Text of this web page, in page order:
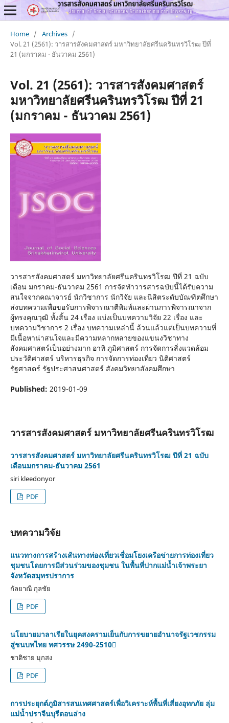
Home / Archives /
Vol. 21 (2561): วารสารสังคมศาสตร์ มหาวิทยาลัยศรีนครินทรวิโรฒ ปีที่
21 (มกราคม - ธันวาคม 2561)
Vol. 21 (2561): วารสารสังคมศาสตร์
มหาวิทยาลัยศรีนครินทรวิโรฒ ปีที่ 21
(มกราคม - ธันวาคม 2561)
วารสารสังคมศาสตร์ มหาวิทยาลัยศรีนครินทรวิโรฒ ปีที่ 21 ฉบับ
เดือน มกราคม-ธันวาคม 2561 การจัดทําวารสารฉบับนี้ได้รับความ
สนใจจากคณาจารย์ นักวิชาการ นักวิจัย และนิสิตระดับบัณฑิตศึกษา
ส่งบทความเพื่อขอรับการพิจารณาตีพิมพ์และผ่านการพิจารณาจาก
ผู้ทรงคุณวุฒิ ทั้งสิ้น 24 เรื่อง แบ่งเป็นบทความวิจัย 22 เรื่อง และ
บทความวิชาการ 2 เรื่อง บทความเหล่านี้ ล้วนแล้วแต่เป็นบทความที่
มีเนื้อหาน่าสนใจและมีความหลากหลายของแขนงวิชาทาง
สังคมศาสตร์เป็นอย่างมาก อาทิ ภูมิศาสตร์ การจัดการสิ่งแวดล้อม
ประวัติศาสตร์ บริหารธุรกิจ การจัดการท่องเที่ยว นิติศาสตร์
รัฐศาสตร์ รัฐประศาสนศาสตร์ สังคมวิทยาสังคมศึกษา
Published: 2019-01-09
วารสารสังคมศาสตร์ มหาวิทยาลัยศรีนครินทรวิโรฒ
วารสารสังคมศาสตร์ มหาวิทยาลัยศรีนครินทรวิโรฒ ปีที่ 21 ฉบับ
เดือนมกราคม-ธันวาคม 2561
siri kleedonyor
PDF
บทความวิจัย
แนวทางการสร้างเส้นทางท่องเที่ยวเชื่อมโยงเครือข่ายการท่องเที่ยว
ชุมชนโดยการมีส่วนร่วมของชุมชน ในพื้นที่ปากแม่น้ำเจ้าพระยา
จังหวัดสมุทรปราการ
กัลยาณี กุลชัย
PDF
นโยบายมาลาเรียในยุคสงครามเย็นกับการขยายอำนาจรัฐเวชกรรม
สู่ชนบทไทย ทศวรรษ 2490-2510
ชาติชาย มุกสง
PDF
การประยุกต์ภูมิสารสนเทศศาสตร์เพื่อวิเคราะห์พื้นที่เสี่ยงอุทกภัย ลุ่ม
แม่น้ำปราจีนบุรีตอนล่าง